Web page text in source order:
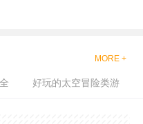
MORE +
好玩的太空冒险类游